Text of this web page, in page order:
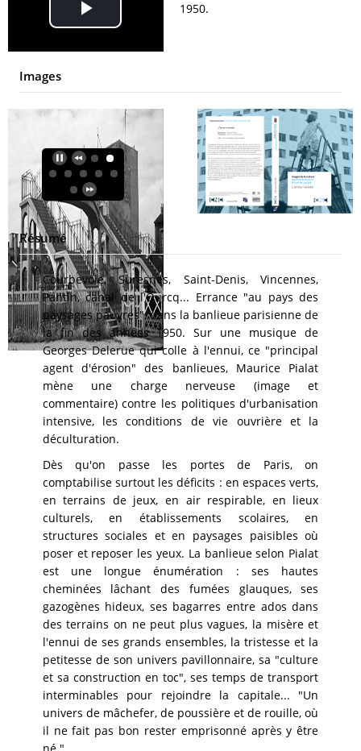
Play
Video
1950.
Images
Résumé
Courbevoie, Suresnes, Saint-Denis, Vincennes,
Pantin, canal de l'Ourcq... Errance "au pays des
paysages pauvres", dans la banlieue parisienne de
la fin des années 1950. Sur une musique de
Georges Delerue qui colle à l'ennui, ce "principal
agent d'érosion" des banlieues, Maurice Pialat
mène une charge nerveuse (image et
commentaire) contre les politiques d'urbanisation
intensive, les conditions de vie ouvrière et la
déculturation.
Dès qu'on passe les portes de Paris, on
comptabilise surtout les déficits : en espaces verts,
en terrains de jeux, en air respirable, en lieux
culturels, en établissements scolaires, en
structures sociales et en paysages paisibles où
poser et reposer les yeux. La banlieue selon Pialat
est une longue énumération : ses hautes
cheminées lâchant des fumées glauques, ses
gazogènes hideux, ses bagarres entre ados dans
des terrains on ne peut plus vagues, la misère et
l'ennui de ses grands ensembles, la tristesse et la
petitesse de son univers pavillonnaire, sa "culture
et sa construction en toc", ses temps de transport
interminables pour rejoindre la capitale... "Un
univers de mâchefer, de poussière et de rouille, où
il ne fait pas bon rester emprisonné après y être